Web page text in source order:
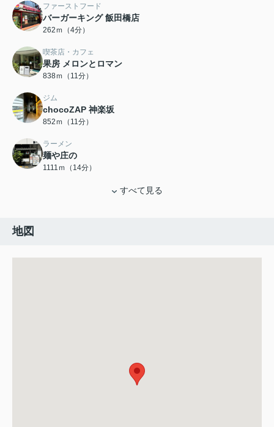
ファーストフード
バーガーキング 飯田橋店
262ｍ（4分）
喫茶店・カフェ
果房 メロンとロマン
838ｍ（11分）
ジム
chocoZAP 神楽坂
852ｍ（11分）
ラーメン
麺や庄の
1111ｍ（14分）
すべて見る
地図